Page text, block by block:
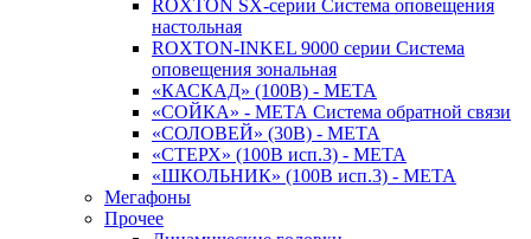
ROXTON SX-серии Система оповещения
настольная
ROXTON-INKEL 9000 серии Система
оповещения зональная
«КАСКАД» (100В) - МЕТА
«СОЙКА» - МЕТА Система обратной связи
«СОЛОВЕЙ» (30В) - МЕТА
«СТЕРХ» (100В исп.3) - МЕТА
«ШКОЛЬНИК» (100В исп.3) - МЕТА
Мегафоны
Прочее